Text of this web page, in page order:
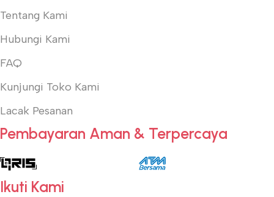
Tentang Kami
Hubungi Kami
FAQ
Kunjungi Toko Kami
Lacak Pesanan
Pembayaran Aman & Terpercaya
Ikuti Kami